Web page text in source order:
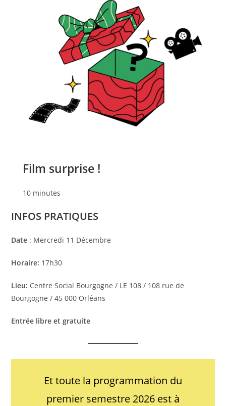
Film surprise !
10 minutes
INFOS PRATIQUES
Date : Mercredi 11 Décembre
Horaire: 17h30
Lieu: Centre Social Bourgogne / LE 108 / 108 rue de
Bourgogne / 45 000 Orléans
Entrée libre et gratuite
Et toute la programmation du
premier semestre 2026 est à